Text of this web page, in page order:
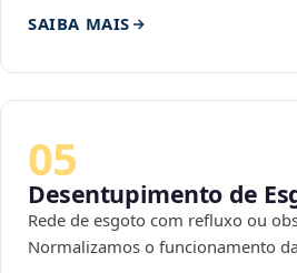
SAIBA MAIS
05
Desentupimento de
Rede de esgoto com refluxo ou
Normalizamos o funcionamento